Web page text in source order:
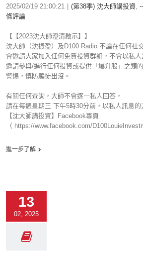
2025/02/19 21:00:21 (第38季) 沈大師講投資,
條評論
【【2023沈大師澄清啟示】】
沈大師（沈振盈）及D100 Radio 不論在任何社
會邀請大家加入任何免費投資群組，不會以私人
邀請參與/進行任何投資或提供「爆升股」之類
警惕，慎防騙徒出沒。
有關任何查詢，大師不會逐一私人回答，
請在每週星期三 下午5時30分前，以私人訊息
【沈大師講投資】Facebook專頁
（ https://www.facebook.com/
進一步了解
13
02, 2025